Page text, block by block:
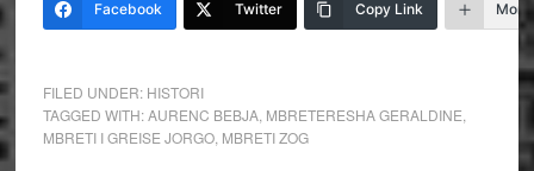
Facebook Twitter Copy Link More
FILED UNDER: HISTORI
TAGGED WITH:AURENC BEBJA, MBRETERESHA GERALDINE
MBRETI I GREISE JORGO, MBRETI ZOG